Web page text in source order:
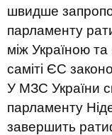
швидше
парламенту
між Україною
саміті ЄС
У МЗС України
парламенту
завершить